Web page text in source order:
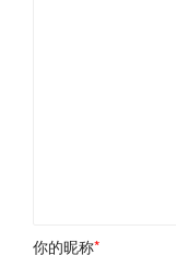
你的昵称*